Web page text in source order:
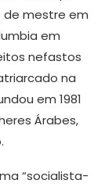
de mestre em
em
nefastos
na
em 1981
Árabes,
“socialista-